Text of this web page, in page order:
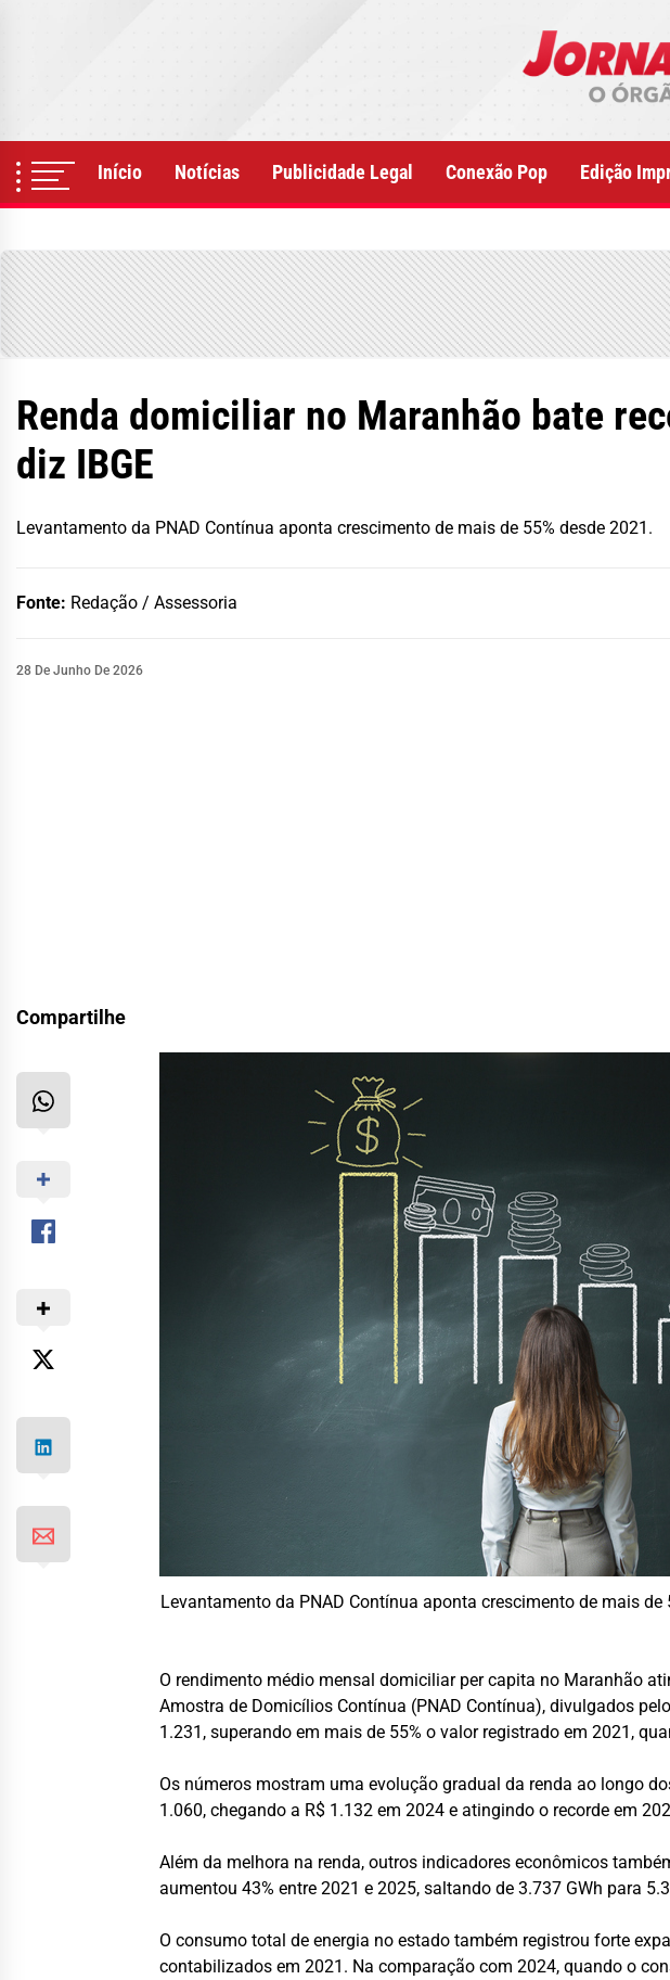
Início Notícias Publicidade Legal Conexão Pop Edição
Renda domiciliar no Maranhão bate
diz IBGE
Levantamento da PNAD Contínua aponta crescimento de mais de 55% desde 2021.
Fonte: Redação / Assessoria
28 De Junho De 2026
Compartilhe
Levantamento da PNAD Contínua aponta crescimento de mais de
O rendimento médio mensal domiciliar per capita no Maranhão
Amostra de Domicílios Contínua (PNAD Contínua), divulgados
1.231, superando em mais de 55% o valor registrado em 2021,
Os números mostram uma evolução gradual da renda ao longo
1.060, chegando a R$ 1.132 em 2024 e atingindo o recorde em
Além da melhora na renda, outros indicadores econômicos
aumentou 43% entre 2021 e 2025, saltando de 3.737 GWh para
O consumo total de energia no estado também registrou forte
contabilizados em 2021. Na comparação com 2024, quando o